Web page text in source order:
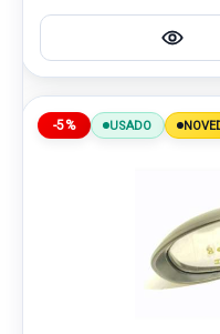
-5% USADO